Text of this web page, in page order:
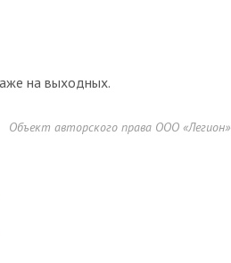
на выходных.
Объект авторского права ООО «Легион»